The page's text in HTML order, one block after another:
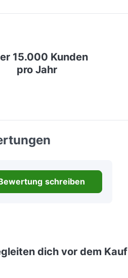
15.000 Kunden
pro Jahr
schreiben
dich vor dem Kauf